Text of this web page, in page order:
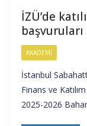
İZÜ’de
AKADEMI
İstanbul
Finans ve
2025-2026